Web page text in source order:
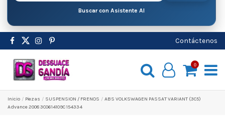
Buscar con Asistente AI
Contáctenos
0
Inicio Pіezas SUSPENSION / FRENOS
ABS VOLKSWAGEN PASSAT VARIANT (3C5)
Advance 2008 3C0614109C 154334